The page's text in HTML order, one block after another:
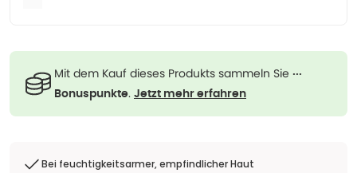
Mit dem Kauf dieses Produkts sammeln Sie ···
Bonuspunkte. Jetzt mehr erfahren
Bei feuchtigkeitsarmer, empfindlicher Haut